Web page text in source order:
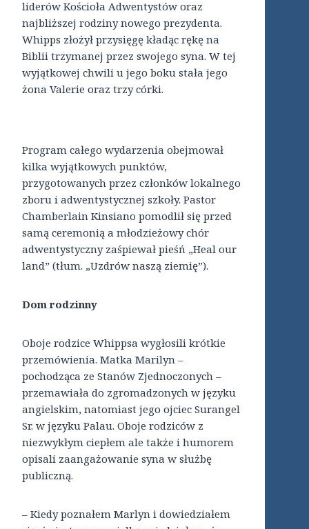
liderów Kościoła Adwentystów oraz
najbliższej rodziny nowego prezydenta.
Whipps złożył przysięgę kładąc rękę na
Biblii trzymanej przez swojego syna. W tej
wyjątkowej chwili u jego boku stała jego
żona Valerie oraz trzy córki.
Program całego wydarzenia obejmował
kilka wyjątkowych punktów,
przygotowanych przez członków lokalnego
zboru i adwentystycznej szkoły. Pastor
Chamberlain Kinsiano pomodlił się przed
samą ceremonią a młodzieżowy chór
adwentystyczny zaśpiewał pieśń „Heal our
land” (tłum. „Uzdrów naszą ziemię”).
Dom rodzinny
Oboje rodzice Whippsa wygłosili krótkie
przemówienia. Matka Marilyn –
pochodząca ze Stanów Zjednoczonych –
przemawiała do zgromadzonych w języku
angielskim, natomiast jego ojciec Surangel
Sr. w języku Palau. Oboje rodziców z
niezwykłym ciepłem ale także i humorem
opisali zaangażowanie syna w służbę
publiczną.
– Kiedy poznałem Marlyn i dowiedziałem